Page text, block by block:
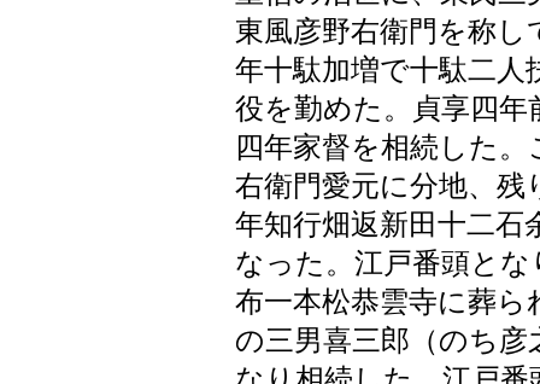
東風彦野右衛門を称
年十駄加増で十駄二人
役を勤めた。貞享四
四年家督を相続した
右衛門愛元に分地、残
年知行畑返新田十二石
なった。江戸番頭と
布一本松恭雲寺に葬
の三男喜三郎（のち彦